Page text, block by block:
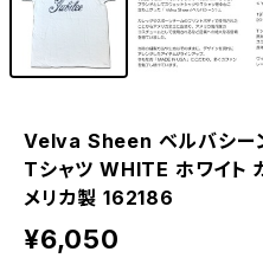
Velva Sheen ベルバシー
Tシャツ WHITE ホワイト
メリカ製 162186
¥6,050